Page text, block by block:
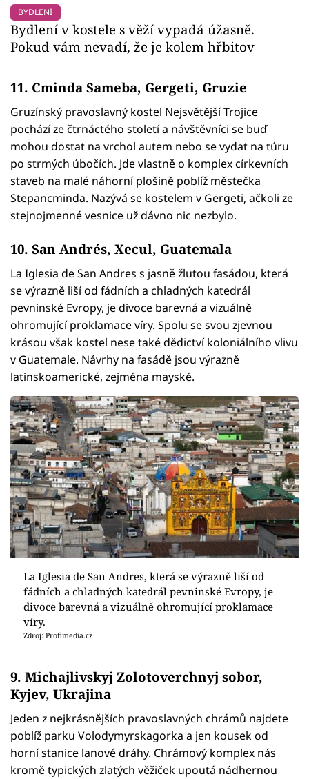
BYDLENÍ
Bydlení v kostele s věží vypadá úžasně.
Pokud vám nevadí, že je kolem hřbitov
11. Cminda Sameba, Gergeti, Gruzie
Gruzínský pravoslavný kostel Nejsvětější Trojice
pochází ze čtrnáctého století a návštěvníci se buď
mohou dostat na vrchol autem nebo se vydat na túru
po strmých úbočích. Jde vlastně o komplex církevních
staveb na malé náhorní plošině poblíž městečka
Stepancminda. Nazývá se kostelem v Gergeti, ačkoli ze
stejnojmenné vesnice už dávno nic nezbylo.
10. San Andrés, Xecul, Guatemala
La Iglesia de San Andres s jasně žlutou fasádou, která
se výrazně liší od fádních a chladných katedrál
pevninské Evropy, je divoce barevná a vizuálně
ohromující proklamace víry. Spolu se svou zjevnou
krásou však kostel nese také dědictví koloniálního vlivu
v Guatemale. Návrhy na fasádě jsou výrazně
latinskoamerické, zejména mayské.
La Iglesia de San Andres, která se výrazně liší od
fádních a chladných katedrál pevninské Evropy, je
divoce barevná a vizuálně ohromující proklamace
víry.
Zdroj: Profimedia.cz
9. Michajlivskyj Zolotoverchnyj sobor,
Kyjev, Ukrajina
Jeden z nejkrásnějších pravoslavných chrámů najdete
poblíž parku Volodymyrskagorka a jen kousek od
horní stanice lanové dráhy. Chrámový komplex nás
kromě typických zlatých věžiček upoutá nádhernou